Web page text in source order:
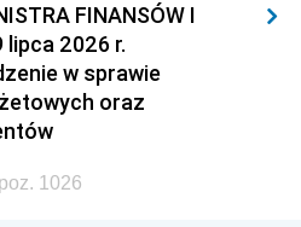
FINANSÓW I
lipca 2026 r.
w sprawie
oraz
1026